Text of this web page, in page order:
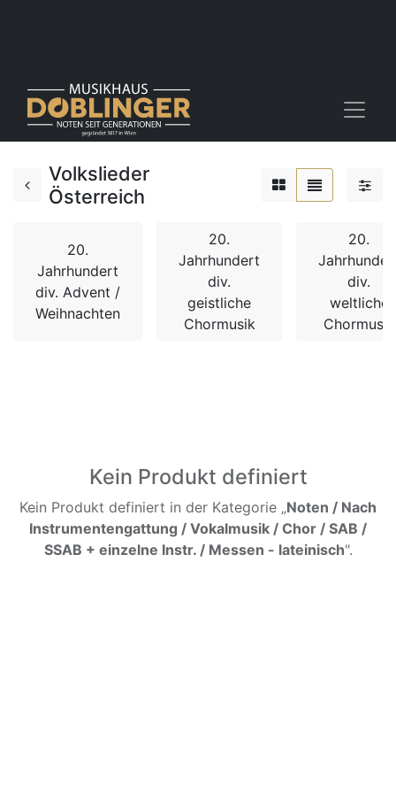
Volkslieder
Österreich
20.
Jahrhundert
div. Advent /
Weihnachten
20.
Jahrhundert
div.
geistliche
Chormusik
20.
div.
weltliche
Chormusik
Kein Produkt definiert
Kein Produkt definiert in der Kategorie „Noten / Nach
Instrumentengattung / Vokalmusik / Chor / SAB /
SSAB + einzelne Instr. / Messen - lateinisch".